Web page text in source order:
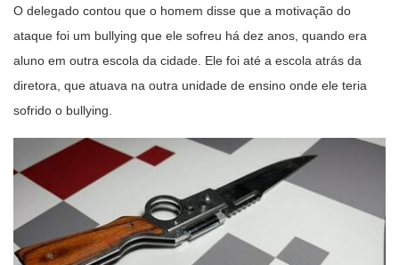
O delegado contou que o homem disse que a motivação do
ataque foi um bullying que ele sofreu há dez anos, quando era
aluno em outra escola da cidade. Ele foi até a escola atrás da
diretora, que atuava na outra unidade de ensino onde ele teria
sofrido o bullying.